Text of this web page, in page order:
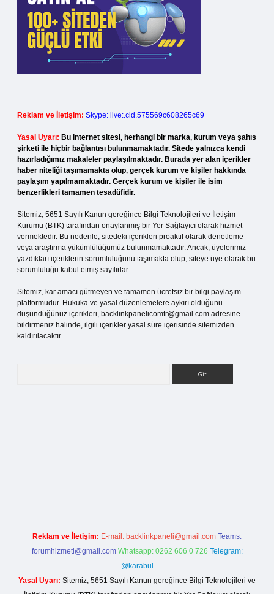
Reklam ve İletişim: Skype: live:.cid.575569c608265c69
Yasal Uyarı: Bu internet sitesi, herhangi bir marka, kurum veya şahıs
şirketi ile hiçbir bağlantısı bulunmamaktadır. Sitede yalnızca kendi
hazırladığımız makaleler paylaşılmaktadır. Burada yer alan içerikler
haber niteliği taşımamakta olup, gerçek kurum ve kişiler hakkında
paylaşım yapılmamaktadır. Gerçek kurum ve kişiler ile isim
benzerlikleri tamamen tesadüfidir.
Sitemiz, 5651 Sayılı Kanun gereğince Bilgi Teknolojileri ve İletişim
Kurumu (BTK) tarafından onaylanmış bir Yer Sağlayıcı olarak hizmet
vermektedir. Bu nedenle, sitedeki içerikleri proaktif olarak denetleme
veya araştırma yükümlülüğümüz bulunmamaktadır. Ancak, üyelerimiz
yazdıkları içeriklerin sorumluluğunu taşımakta olup, siteye üye olarak bu
sorumluluğu kabul etmiş sayılırlar.
Sitemiz, kar amacı gütmeyen ve tamamen ücretsiz bir bilgi paylaşım
platformudur. Hukuka ve yasal düzenlemelere aykırı olduğunu
düşündüğünüz içerikleri, backlinkpanelicomtr@gmail.com adresine
bildirmeniz halinde, ilgili içerikler yasal süre içerisinde sitemizden
kaldırılacaktır.
Reklam ve İletişim: E-mail: backlinkpaneli@gmail.com Teams:
forumhizmeti@gmail.com Whatsapp: 0262 606 0 726 Telegram:
@karabul
Yasal Uyarı: Sitemiz, 5651 Sayılı Kanun gereğince Bilgi Teknolojileri ve